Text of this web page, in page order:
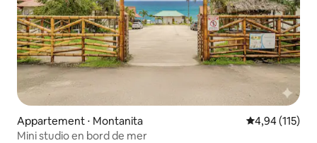
Appartement ⋅ Montanita Évaluation
4,94 (115)
Mini studio en bord de mer